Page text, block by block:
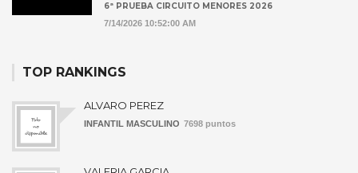
6ª PRUEBA CIRCUITO MENORES 2026
7/14/2026 10:52:00 AM
TOP RANKINGS
ALVARO PEREZ
INFANTIL MASCULINO 7698 puntos